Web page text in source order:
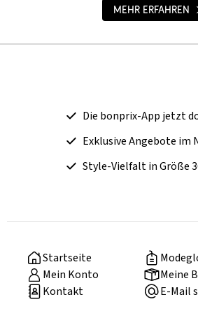
Mehr erfahren
Die bonprix-App jetzt
Exklusive Angebote im
Style-Vielfalt in Größe
Startseite
Mein Konto
Meine
Kontakt
E-Mail